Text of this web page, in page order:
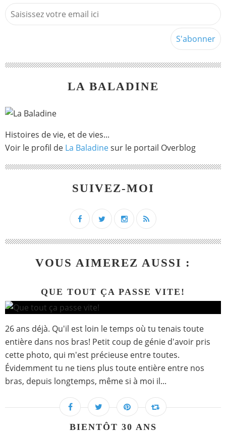
LA BALADINE
Histoires de vie, et de vies...
Voir le profil de La Baladinesur le portail Overblog
SUIVEZ-MOI
VOUS AIMEREZ AUSSI :
QUE TOUT ÇA PASSE VITE!
26 ans déjà. Qu'il est loin le temps où tu tenais toute
entière dans nos bras! Petit coup de génie d'avoir pris
cette photo, qui m'est précieuse entre toutes.
Évidemment tu ne tiens plus toute entière entre nos
bras, depuis longtemps, même si à moi il...
BIENTÔT 30 ANS